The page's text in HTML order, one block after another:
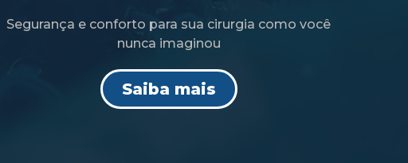
Segurança e conforto para sua cirurgia como você
nunca imaginou
Saiba mais